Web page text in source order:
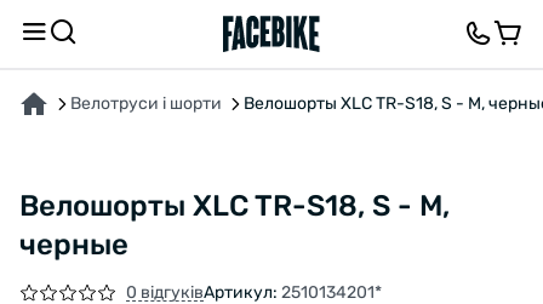
Велотруси і шорти Велошорты XLC TR-S18, S - M,
Велошорты XLC TR-S18, S - M,
черные
0 відгуківАртикул: 2510134201*
ПРО ТОВАР ВІДГУКИ ТА ЗАПИТАННЯ